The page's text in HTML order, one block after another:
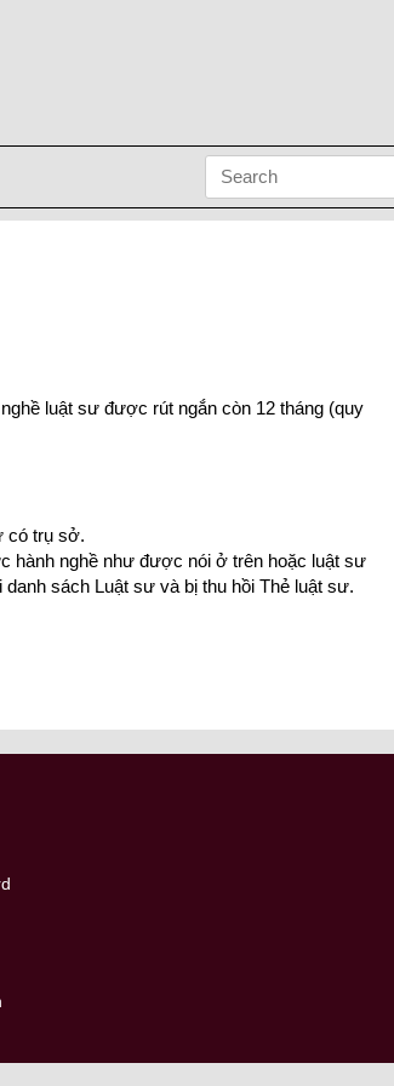
luật sư được rút ngắn còn 12 tháng (quy
có trụ sở.
hành nghề như được nói ở trên hoặc luật sư
sách Luật sư và bị thu hồi Thẻ luật sư.